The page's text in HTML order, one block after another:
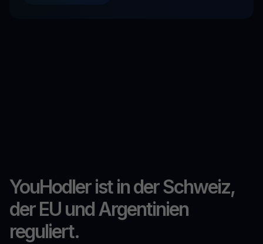
YouHodler ist in der Schweiz,
der EU und Argentinien
reguliert.